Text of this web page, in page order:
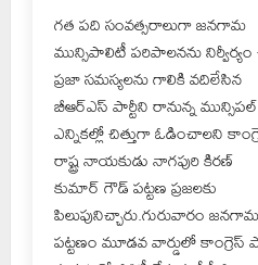
గత పది సంవత్సరాలుగా జనగామ
మున్సిపాలిటీ పరిపాలనను
ప్రజా సమస్యలను గాలికి వదిలేసిన
బీఆర్‌ఎస్ పార్టీని రానున్న మున్సిపల్
ఎన్నికల్లో చిత్తుగా ఓడించాలని
రాష్ట్ర నాయకుడు నాగపురి కిరణ్
కుమార్ గౌడ్ పట్టణ ప్రజలకు
పిలుపునిచ్చారు.గురువారం జనగామ
పట్టణం మూడవ వార్డులో కాంగ్రెస్